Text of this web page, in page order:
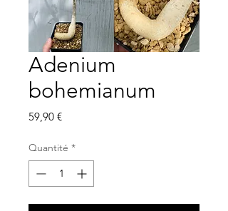
Adenium
bohemianum
59,90 €Prix
Quantité *